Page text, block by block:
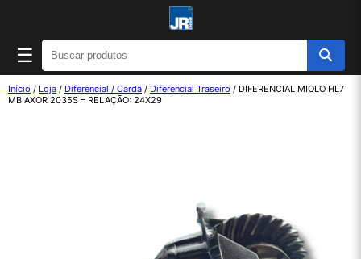
☰
Início / Loja / Diferencial / Cardã / Diferencial Traseiro / DIFERENCIAL MIOLO HL7
MB AXOR 2035S – RELAÇÃO: 24X29